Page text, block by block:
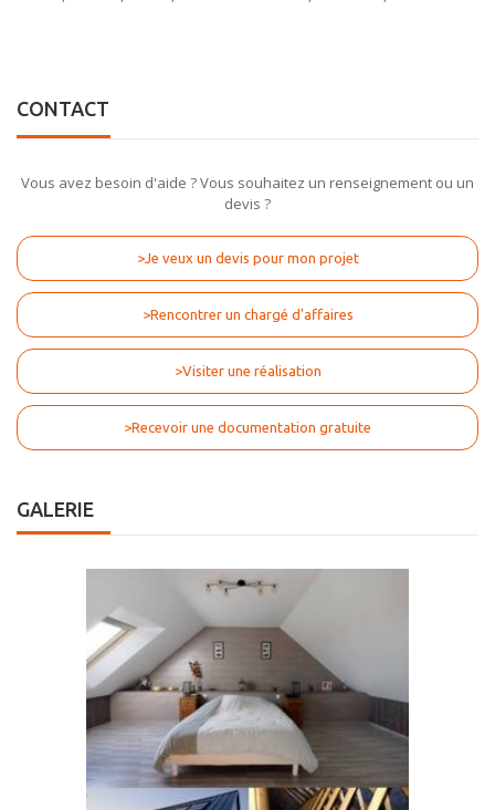
CONTACT
Vous avez besoin d'aide ? Vous souhaitez un renseignement ou un
devis ?
>Je veux un devis pour mon projet
>Rencontrer un chargé d'affaires
>Visiter une réalisation
>Recevoir une documentation gratuite
GALERIE